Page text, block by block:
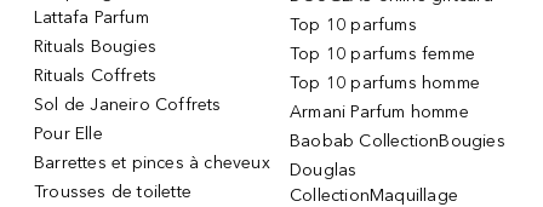
Lattafa Parfum
Rituals Bougies
Rituals Coffrets
Sol de Janeiro Coffrets
Pour Elle
Barrettes et pinces à cheveux
Trousses de toilette
Top 10 parfums
Top 10 parfums femme
Top 10 parfums homme
Armani Parfum homme
Baobab CollectionBougies
Douglas
CollectionMaquillage